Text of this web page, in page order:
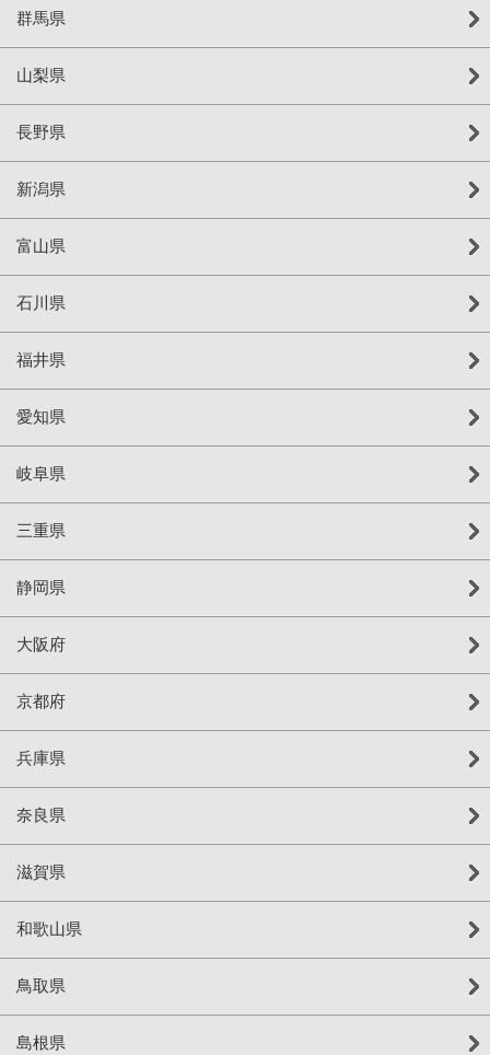
群馬県
山梨県
長野県
新潟県
富山県
石川県
福井県
愛知県
岐阜県
三重県
静岡県
大阪府
京都府
兵庫県
奈良県
滋賀県
和歌山県
鳥取県
島根県